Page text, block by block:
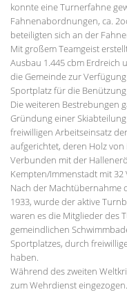
konnte eine Turnerfahne
Fahnenabordnungen, ca.
beteiligten sich an der
Mit großem Teamgeist
Ausbau 1.445 cbm Erdreich
die Gemeinde zur
Sportplatz für die
Die weiteren Bestrebungen
Gründung einer
freiwilligen Arbeitseinsatz
aufgerichtet, deren Holz
Verbunden mit der
Kempten/Immenstadt mit
Nach der Machtübernahme
1933, wurde der aktive
waren es die Mitglieder des
gemeindlichen
Sportplatzes, durch
haben.
Während des zweiten
zum Wehrdienst